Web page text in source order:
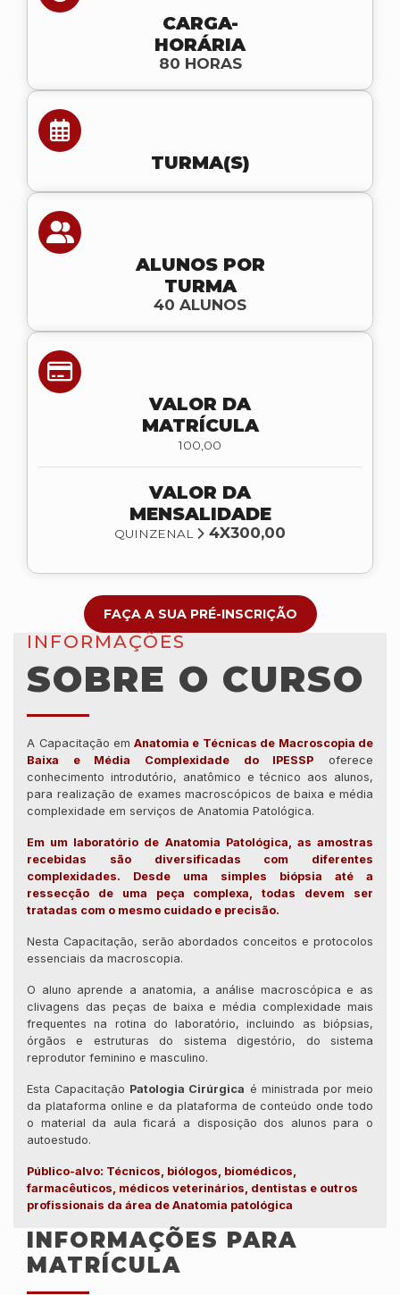
CARGA-
HORÁRIA
80 HORAS
TURMA(S)
ALUNOS POR
TURMA
40 ALUNOS
VALOR DA
MATRÍCULA
100,00
VALOR DA
MENSALIDADE
QUINZENAL 4X300,00
FAÇA A SUA PRÉ-INSCRIÇÃO
INFORMAÇÕES
SOBRE O CURSO
A Capacitação em Anatomia e Técnicas de Macroscopia de
Baixa e Média Complexidade do IPESSP
oferece
conhecimento introdutório, anatômico e técnico aos alunos,
para realização de exames macroscópicos de baixa e média
complexidade em serviços de Anatomia Patológica.
Em um laboratório de Anatomia Patológica, as amostras
recebidas são diversificadas com diferentes
complexidades. Desde uma simples biópsia até a
ressecção de uma peça complexa, todas devem ser
tratadas com o mesmo cuidado e precisão.
Nesta Capacitação, serão abordados conceitos e protocolos
essenciais da macroscopia.
O aluno aprende a anatomia, a análise macroscópica e as
clivagens das peças de baixa e média complexidade mais
frequentes na rotina do laboratório, incluindo as biópsias,
órgãos e estruturas do sistema digestório, do sistema
reprodutor feminino e masculino.
Esta Capacitação Patologia Cirúrgica é ministrada por meio
da plataforma online e da plataforma de conteúdo onde todo
o material da aula ficará a disposição dos alunos para o
autoestudo.
Público-alvo: Técnicos, biólogos, biomédicos,
farmacêuticos, médicos veterinários, dentistas e outros
profissionais da área de Anatomia patológica
INFORMAÇÕES PARA
MATRÍCULA